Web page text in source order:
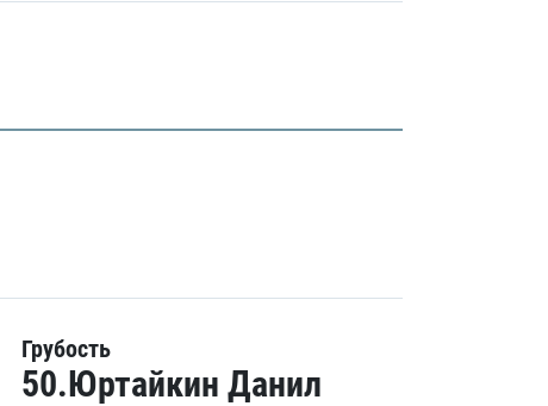
Грубость
50.Юртайкин Данил